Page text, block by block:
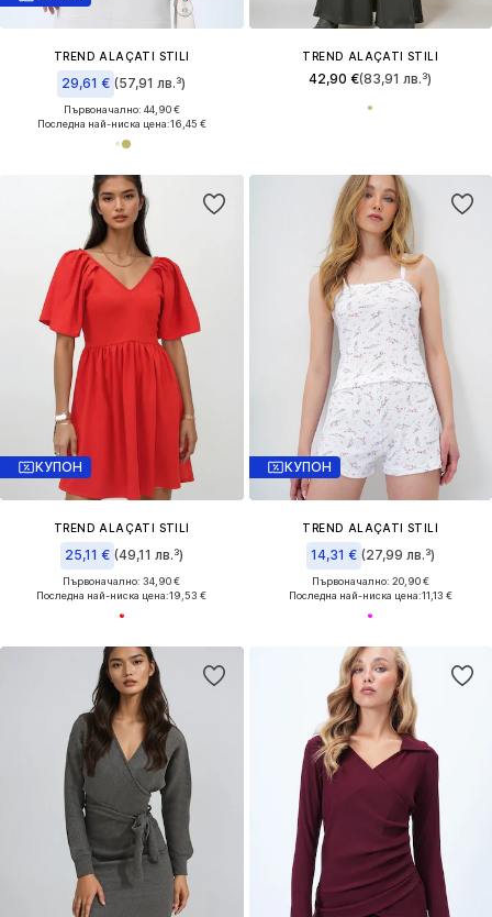
TREND ALAÇATI STILI
29,61 € (57,91 лв.³)
Първоначално: 44,90 €
Последна най-ниска цена:16,45 €
TREND ALAÇATI STILI
42,90 €(83,91 лв.³)
КУПОН
TREND ALAÇATI STILI
25,11 € (49,11 лв.³)
Първоначално: 34,90 €
Последна най-ниска цена:19,53 €
КУПОН
TREND ALAÇATI STILI
14,31 € (27,99 лв.³)
Първоначално: 20,90 €
Последна най-ниска цена:11,13 €